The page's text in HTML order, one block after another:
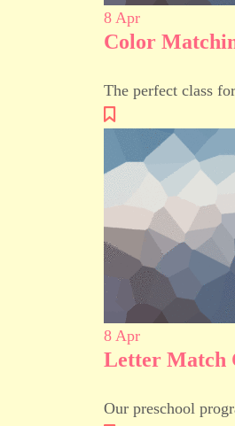
8 Apr
Color
The perfect class
8 Apr
Letter Match
Our preschool